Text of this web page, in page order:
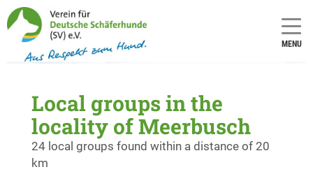
MENU
Local groups in the
locality of Meerbusch
24 local groups found within a distance of 20
km